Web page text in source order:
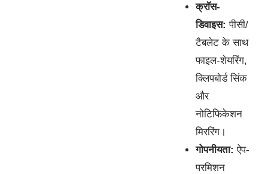
क्रॉस-
डिवाइस: पीसी/
टैबलेट के साथ
फाइल-शेयरिंग,
क्लिपबोर्ड सिंक
और
नोटिफिकेशन
मिररिंग।
गोपनीयता: ऐप-
परमिशन